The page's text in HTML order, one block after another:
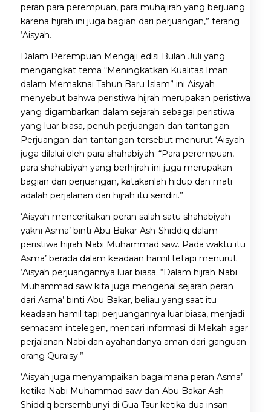
peran para perempuan, para muhajirah yang berjuang
karena hijrah ini juga bagian dari perjuangan,” terang
‘Aisyah.
Dalam Perempuan Mengaji edisi Bulan Juli yang
mengangkat tema “Meningkatkan Kualitas Iman
dalam Memaknai Tahun Baru Islam” ini Aisyah
menyebut bahwa peristiwa hijrah merupakan peristiwa
yang digambarkan dalam sejarah sebagai peristiwa
yang luar biasa, penuh perjuangan dan tantangan.
Perjuangan dan tantangan tersebut menurut ‘Aisyah
juga dilalui oleh para shahabiyah. “Para perempuan,
para shahabiyah yang berhijrah ini juga merupakan
bagian dari perjuangan, katakanlah hidup dan mati
adalah perjalanan dari hijrah itu sendiri.”
‘Aisyah menceritakan peran salah satu shahabiyah
yakni Asma’ binti Abu Bakar Ash-Shiddiq dalam
peristiwa hijrah Nabi Muhammad saw. Pada waktu itu
Asma’ berada dalam keadaan hamil tetapi menurut
‘Aisyah perjuangannya luar biasa. “Dalam hijrah Nabi
Muhammad saw kita juga mengenal sejarah peran
dari Asma’ binti Abu Bakar, beliau yang saat itu
keadaan hamil tapi perjuangannya luar biasa, menjadi
semacam intelegen, mencari informasi di Mekah agar
perjalanan Nabi dan ayahandanya aman dari ganguan
orang Quraisy.”
‘Aisyah juga menyampaikan bagaimana peran Asma’
ketika Nabi Muhammad saw dan Abu Bakar Ash-
Shiddiq bersembunyi di Gua Tsur ketika dua insan